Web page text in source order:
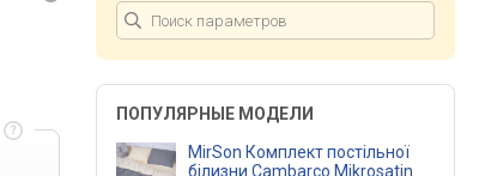
ПОПУЛЯРНЫЕ МОДЕЛИ
MirSon Комплект постільної
білизни Cambarco Mikrosatin